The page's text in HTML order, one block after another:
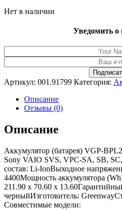
Нет в наличии
Уведомить о
Артикул: 001.91799 Категория:
Описание
Отзывы (0)
Описание
Аккумулятор (батарея) VGP-
Sony VAIO SVS, VPC-SA, SB,
состав: Li-IonВыходное
4400Мощность аккумулятора
211.90 x 70.60 x
черныйИзготовитель:
Совместимые модели: